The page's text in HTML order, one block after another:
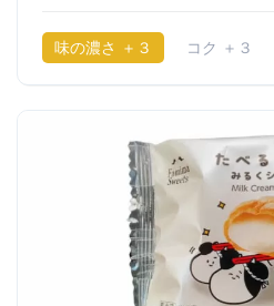
味の濃さ ＋３ コク ＋３